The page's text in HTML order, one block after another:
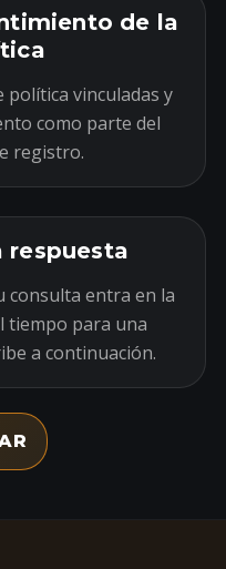
de la
política vinculadas y
como parte del
registro.
respuesta
consulta entra en la
tiempo para una
a continuación.